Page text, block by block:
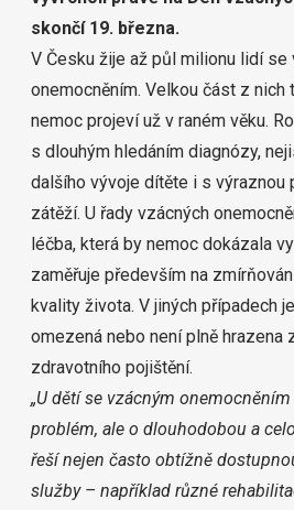
skončí 19. března.
V Česku žije až půl milionu lidí se
onemocněním. Velkou část z nich
nemoc projeví už v raném věku.
s dlouhým hledáním diagnózy,
dalšího vývoje dítěte i s výraznou
zátěží. U řady vzácných
léčba, která by nemoc dokázala
zaměřuje především na
kvality života. V jiných případech
omezená nebo není plně hrazena
zdravotního pojištění.
„U dětí se vzácným
problém, ale o dlouhodobou a
řeší nejen často obtížně
služby – například různé